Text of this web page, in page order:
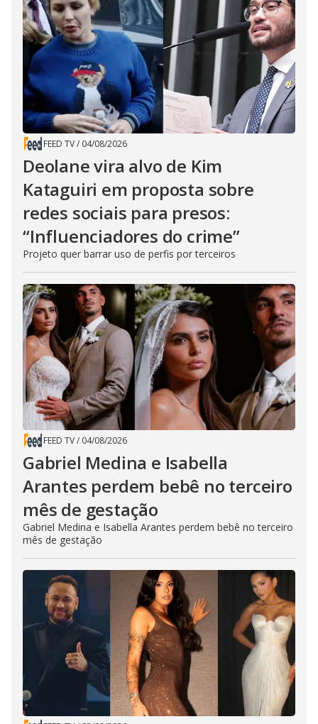
FEED TV/ 04/08/2026
Deolane vira alvo de Kim
Kataguiri em proposta sobre
redes sociais para presos:
“Influenciadores do crime”
Projeto quer barrar uso de perfis por terceiros
FEED TV/ 04/08/2026
Gabriel Medina e Isabella
Arantes perdem bebê no terceiro
mês de gestação
Gabriel Medina e Isabella Arantes perdem bebê no terceiro
mês de gestação